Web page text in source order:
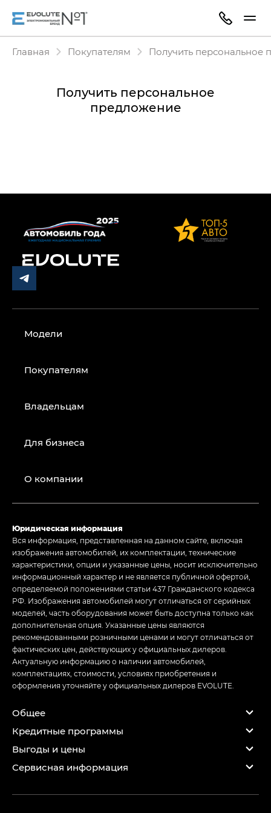
Главная Покупателям Получить персональное
Получить персональное
предложение
Модели
Покупателям
Владельцам
Для бизнеса
О компании
Юридическая информация
Вся информация, представленная на данном сайте, включая
изображения автомобилей, их комплектации, технические
характеристики, опции и указанные цены, носит исключительно
информационный характер и не является публичной офертой,
определяемой положениями статьи 437 Гражданского кодекса
РФ. Изображения автомобилей могут отличаться от серийных
моделей, часть оборудования может быть доступна только как
дополнительная опция. Указанные цены являются
рекомендованными розничными ценами и могут отличаться от
фактических цен, действующих у официальных дилеров.
Актуальную информацию о наличии автомобилей,
комплектациях, стоимости, условиях приобретения и
оформления уточняйте у официальных дилеров EVOLUTE.
Общее
Кредитные программы
Выгоды и цены
Сервисная информация